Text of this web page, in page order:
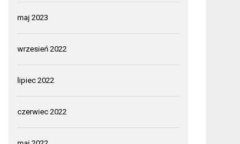
maj 2023
wrzesień 2022
lipiec 2022
czerwiec 2022